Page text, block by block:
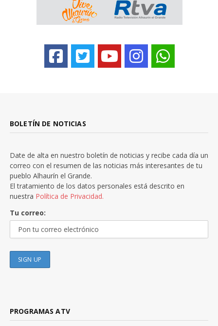
BOLETÍN DE NOTICIAS
Date de alta en nuestro boletín de noticias y recibe cada día un
correo con el resumen de las noticias más interesantes de tu
pueblo Alhaurín el Grande.
El tratamiento de los datos personales está descrito en
nuestra Política de Privacidad.
Tu correo:
PROGRAMAS ATV